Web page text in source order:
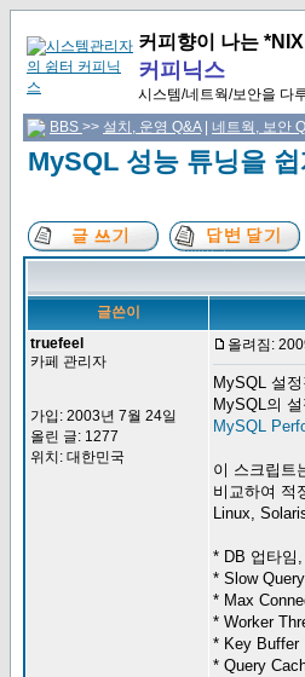
커피향이 나는 *NIX
커피닉스
시스템/네트웍/보안을 다
BBS >> 설치, 운영 Q&A| 네트웍, 보안
MySQL 성능 튜닝을
글쓴이
truefeel
카페 관리자
가입: 2003년 7월 24일
올린 글: 1277
위치: 대한민국
올려짐:
MySQL 설
MySQL의
MySQL
이 스크립트
비교하여 적
Linux,
* DB 업타임
* Slow
* Max
* Worker
* Key Buffer
* Query